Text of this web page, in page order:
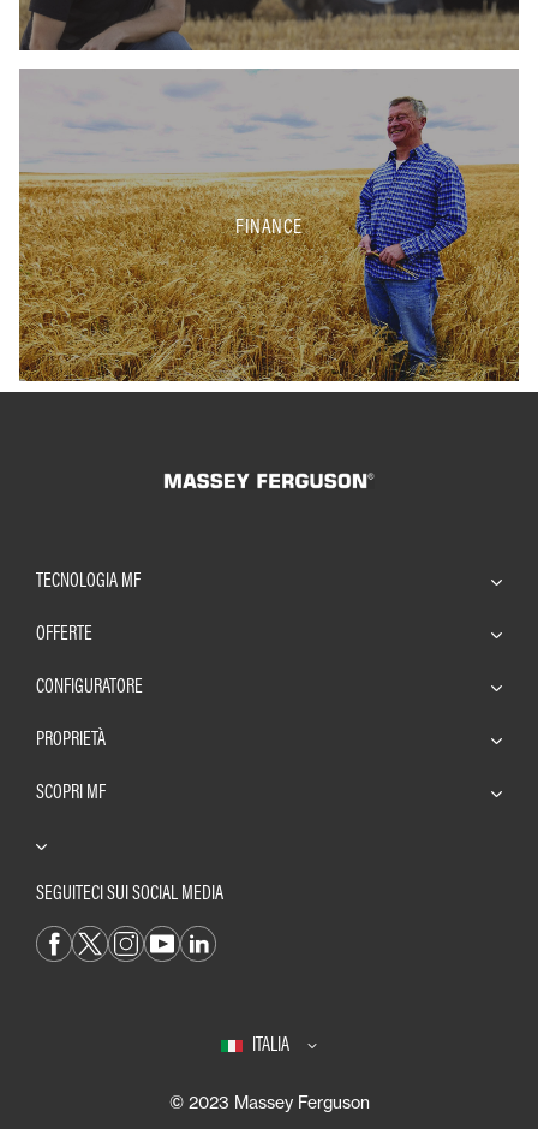
FINANCE
TECNOLOGIA MF
OFFERTE
CONFIGURATORE
PROPRIETÀ
SCOPRI MF
SEGUITECI SUI SOCIAL MEDIA
ITALIA
© 2023 Massey Ferguson